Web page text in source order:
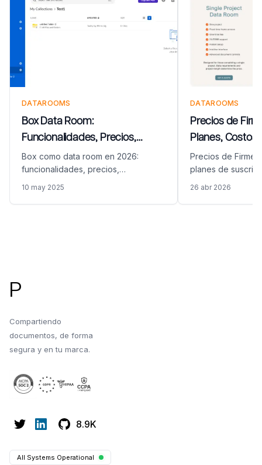
DATAROOMS
Box Data Room:
Funcionalidades, Precios,
Limitaciones y Alternativas
(2026)
Box como data room en 2026:
funcionalidades, precios,
de fondos, y cómo Papermark se
compara como alternativa VDR
10 may 2025
DATAROOMS
Precios de
Planes, Costos
en una
Precios de
planes de
qué incluye
26 abr 2026
P
Compartiendo
documentos, de forma
segura y en tu marca.
8.9K
All Systems Operational